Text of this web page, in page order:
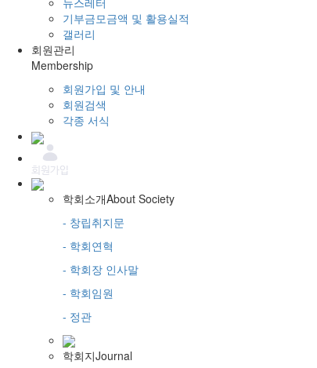
기부금모금액 및 활용실적
갤러리
회원관리
Membership
회원가입 및 안내
회원검색
각종 서식
학회소개About Society
- 창립취지문
- 학회연혁
- 학회장 인사말
- 학회임원
- 정관
학회지Journal